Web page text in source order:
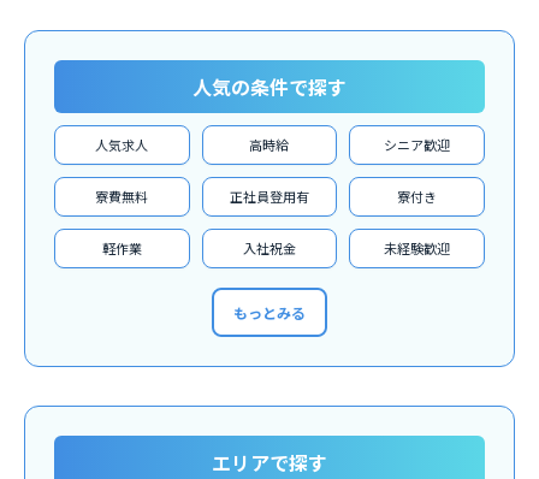
人気の条件で探す
人気求人 高時給 シニア歓迎
寮費無料 正社員登用有 寮付き
軽作業 入社祝金 未経験歓迎
もっとみる
エリアで探す